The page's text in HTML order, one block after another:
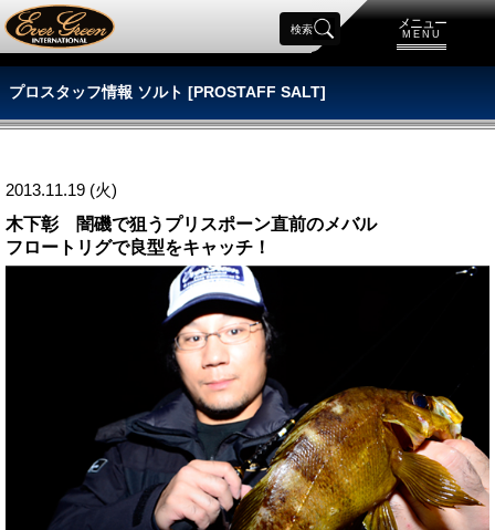
メニュー
MENU
検索
プロスタッフ情報 ソルト [PROSTAFF SALT]
2013.11.19 (火)
木下彰 闇磯で狙うプリスポーン直前のメバル
フロートリグで良型をキャッチ！